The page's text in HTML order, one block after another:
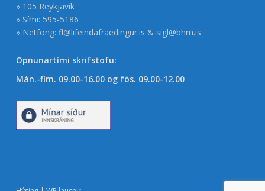
» 105 Reykjavík
» Sími: 595-5186
» Netföng: fl@lifeindafraedingur.is & sigl@bhm.is
Opnunartími skrifstofu:
Mán.-fim. 09.00-16.00 og fös. 09.00-12.00